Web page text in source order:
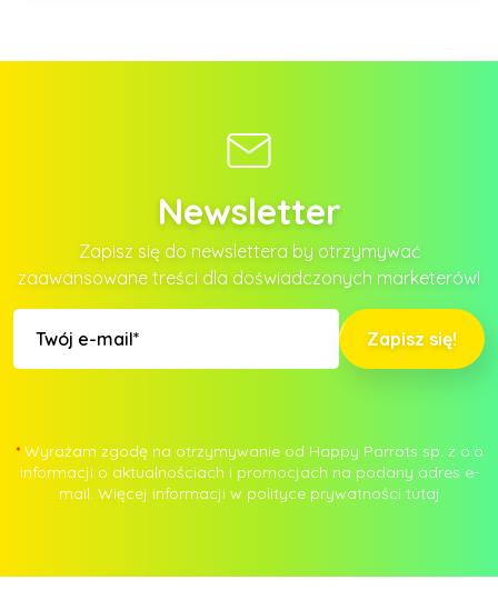
Newsletter
Zapisz się do newslettera by otrzymywać
zaawansowane treści dla doświadczonych marketerów!
Zapisz się!
* Wyrażam zgodę na otrzymywanie od Happy Parrots sp. z o.o
informacji o aktualnościach i promocjach na podany adres e-
mail. Więcej informacji w polityce prywatności tutaj